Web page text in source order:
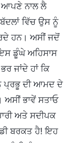
ਆਪਣੇ ਨਾਲ ਲੈ
ਵਿੱਚ ਉਸ ਨੂੰ
ਹਨ। ਅਸੀਂ ਜਦੋਂ
ਡੂੰਘੇ ਅਹਿਸਾਸ
ਜਾਂਦੇ ਹਾਂ ਕਿ
ਪ੍ਰਭੂ ਦੀ ਆਮਦ ਦੇ
ਭਾਵੇਂ ਸਤਾਓ
ਅਤੇ ਸਦੀਪਕ
ਬਰਕਤ ਹੈ! ਇਹ